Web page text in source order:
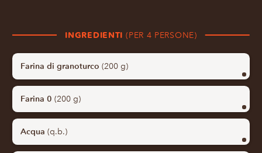
INGREDIENTI (PER 4 PERSONE)
Farina di granoturco (200 g)
Farina 0 (200 g)
Acqua (q.b.)